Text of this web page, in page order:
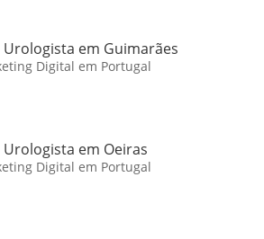
Urologista em Guimarães
Digital em Portugal
Urologista em Oeiras
Digital em Portugal